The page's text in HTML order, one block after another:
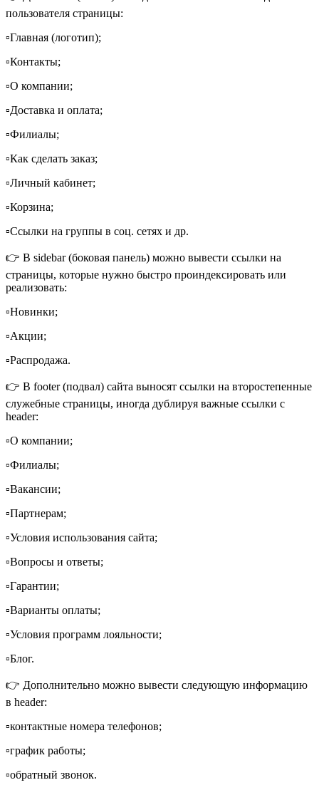
пользователя страницы:
▫️Главная (логотип);
▫️Контакты;
▫️О компании;
▫️Доставка и оплата;
▫️Филиалы;
▫️Как сделать заказ;
▫️Личный кабинет;
▫️Корзина;
▫️Ссылки на группы в соц. сетях и др.
👉 В sidebar (боковая панель) можно вывести ссылки на
страницы, которые нужно быстро проиндексировать или
реализовать:
▫️Новинки;
▫️Акции;
▫️Распродажа.
👉 В footer (подвал) сайта выносят ссылки на второстепенные
служебные страницы, иногда дублируя важные ссылки с
header:
▫️О компании;
▫️Филиалы;
▫️Вакансии;
▫️Партнерам;
▫️Условия использования сайта;
▫️Вопросы и ответы;
▫️Гарантии;
▫️Варианты оплаты;
▫️Условия программ лояльности;
▫️Блог.
👉 Дополнительно можно вывести следующую информацию
в header:
▫️контактные номера телефонов;
▫️график работы;
▫️обратный звонок.